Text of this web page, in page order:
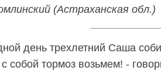
(Астраханская обл.)
день трехлетний Саша
собой тормоз возьмем! -